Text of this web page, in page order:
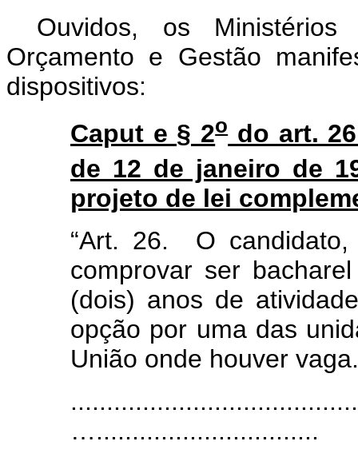
Ouvidos, os
Orçamento e Gestão
dispositivos:
Caput e § 2odo art. 26
de 12 de janeiro de
projeto de lei
“Art. 26. O
comprovar ser
(dois) anos de
opção por uma das
União onde houver vaga.
…...............................